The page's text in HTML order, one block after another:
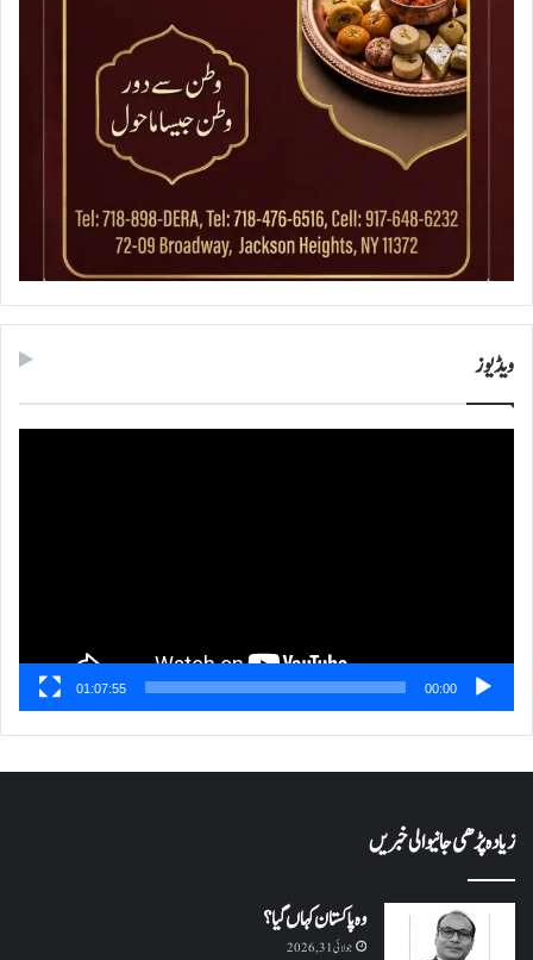
ویڈیوز
00:00
01:07:55
زیادہ پڑھی جانیوالی خبریں
وہ پاکستان کہاں گیا؟
جولائی 31, 2026